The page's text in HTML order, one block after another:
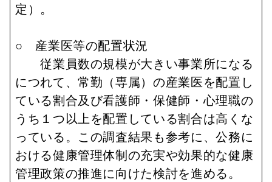
定）。
○ 産業医等の配置状況
従業員数の規模が大きい事業所になる
につれて、常勤（専属）の産業医を配置し
ている割合及び看護師・保健師・心理職の
うち１つ以上を配置している割合は高くな
っている。この調査結果も参考に、公務に
おける健康管理体制の充実や効果的な健康
管理政策の推進に向けた検討を進める。